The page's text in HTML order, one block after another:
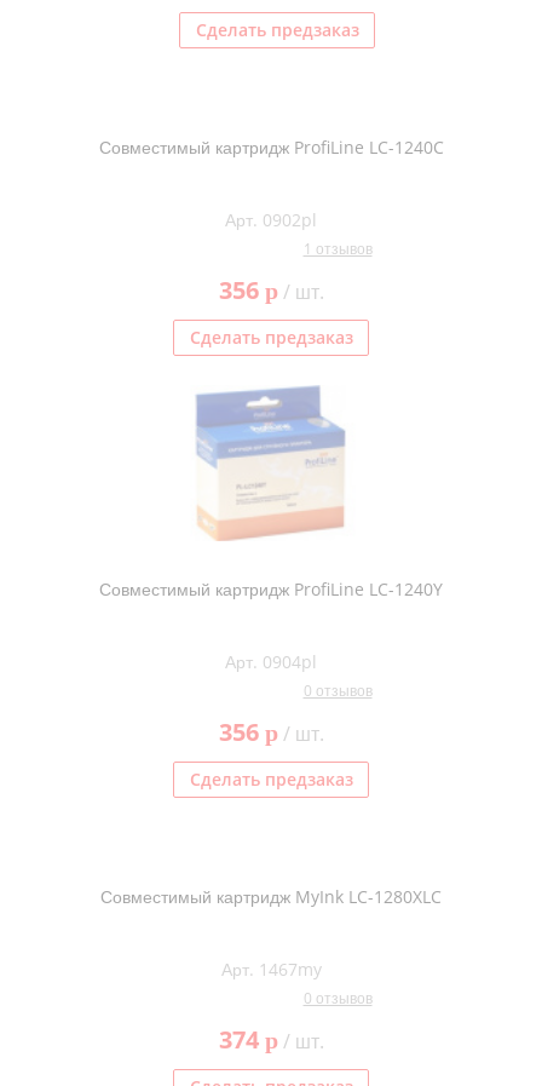
Сделать предзаказ
Совместимый картридж ProfiLine LC-1240C
Арт. 0902pl
1 отзывов
356 p/ шт.
Сделать предзаказ
Совместимый картридж ProfiLine LC-1240Y
Арт. 0904pl
0 отзывов
356 p/ шт.
Сделать предзаказ
Совместимый картридж MyInk LC-1280XLC
Арт. 1467my
0 отзывов
374 p/ шт.